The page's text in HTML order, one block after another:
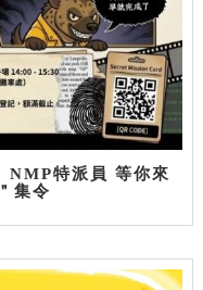
NMP特派員 等你來
集令